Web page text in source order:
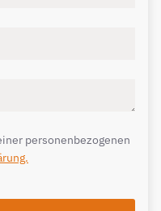
personenbezogenen